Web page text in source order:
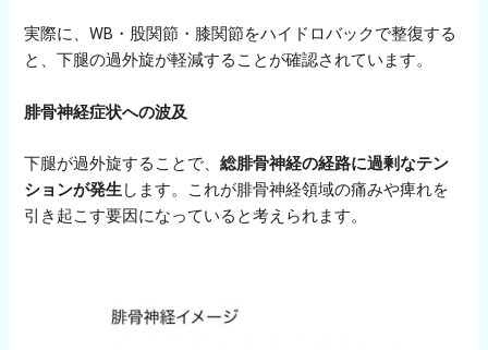
実際に、WB・股関節・膝関節をハイドロバックで整復する
と、下腿の過外旋が軽減することが確認されています。
腓骨神経症状への波及
下腿が過外旋することで、総腓骨神経の経路に過剰なテン
ションが発生します。これが腓骨神経領域の痛みや痺れを
引き起こす要因になっていると考えられます。